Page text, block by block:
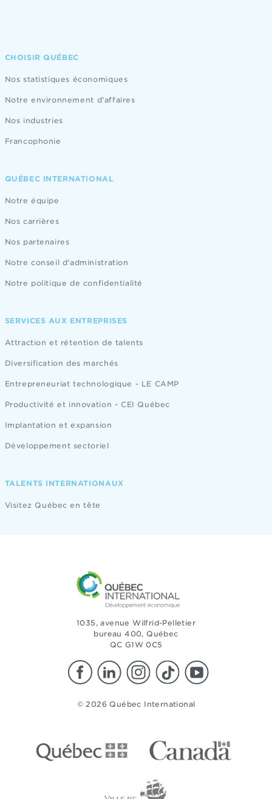
CHOISIR QUÉBEC
Nos statistiques économiques
Notre environnement d'affaires
Nos industries
Francophonie
QUÉBEC INTERNATIONAL
Notre équipe
Nos carrières
Nos partenaires
Notre conseil d'administration
Notre politique de confidentialité
SERVICES AUX ENTREPRISES
Attraction et rétention de talents
Diversification des marchés
Entrepreneuriat technologique - LE CAMP
Productivité et innovation - CEI Québec
Implantation et expansion
Développement sectoriel
TALENTS INTERNATIONAUX
Visitez Québec en tête
1035, avenue Wilfrid-Pelletier
bureau 400, Québec
QC G1W 0C5
© 2026 Québec International